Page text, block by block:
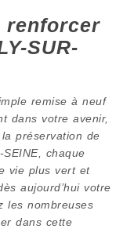
renforcer
SUR-
remise à neuf
dans votre avenir,
préservation de
chaque
vie plus vert et
aujourd’hui votre
les nombreuses
dans cette